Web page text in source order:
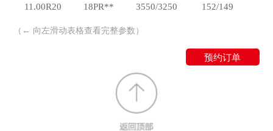
11.00R20
18PR** 3550/3250 152/149
（← 向左滑动表格查看完整参数）
预约订单